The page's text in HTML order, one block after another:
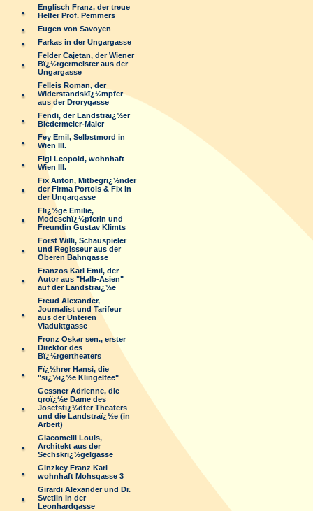
Englisch Franz, der treue
Helfer Prof. Pemmers
Eugen von Savoyen
Farkas in der Ungargasse
Felder Cajetan, der Wiener
Bï¿½rgermeister aus der
Ungargasse
Felleis Roman, der
Widerstandskï¿½mpfer
aus der Drorygasse
Fendi, der Landstraï¿½er
Biedermeier-Maler
Fey Emil, Selbstmord in
Wien III.
Figl Leopold, wohnhaft
Wien III.
Fix Anton, Mitbegrï¿½nder
der Firma Portois & Fix in
der Ungargasse
Flï¿½ge Emilie,
Modeschï¿½pferin und
Freundin Gustav Klimts
Forst Willi, Schauspieler
und Regisseur aus der
Oberen Bahngasse
Franzos Karl Emil, der
Autor aus "Halb-Asien"
auf der Landstraï¿½e
Freud Alexander,
Journalist und Tarifeur
aus der Unteren
Viaduktgasse
Fronz Oskar sen., erster
Direktor des
Bï¿½rgertheaters
Fï¿½hrer Hansi, die
"sï¿½ï¿½e Klingelfee"
Gessner Adrienne, die
groï¿½e Dame des
Josefstï¿½dter Theaters
und die Landstraï¿½e (in
Arbeit)
Giacomelli Louis,
Architekt aus der
Sechskrï¿½gelgasse
Ginzkey Franz Karl
wohnhaft Mohsgasse 3
Girardi Alexander und Dr.
Svetlin in der
Leonhardgasse